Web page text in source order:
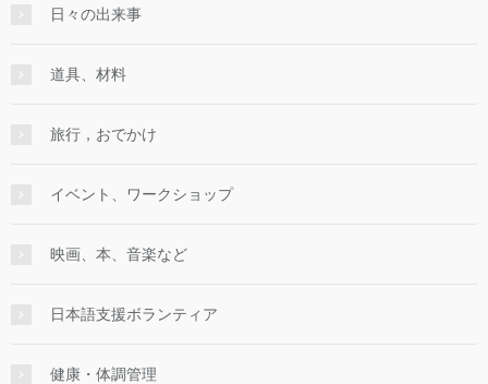
日々の出来事
道具、材料
旅行，おでかけ
イベント、ワークショップ
映画、本、音楽など
日本語支援ボランティア
健康・体調管理